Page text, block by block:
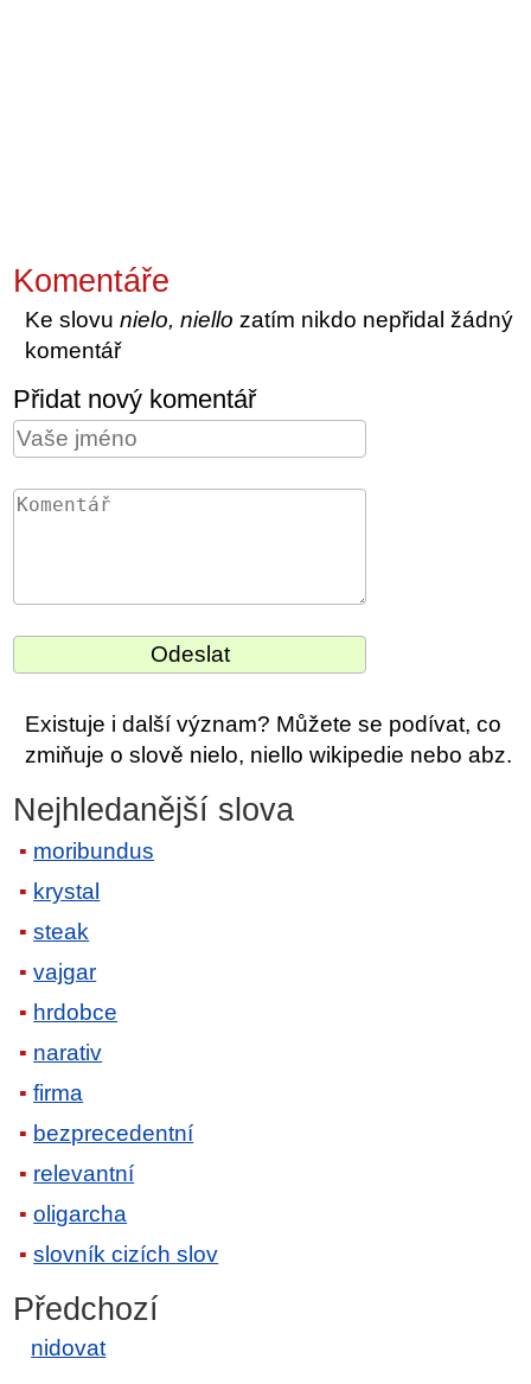
Komentáře
Ke slovunielo, niello zatím nikdo nepřidal žádný
komentář
Přidat nový komentář
Existuje i další význam? Můžete se podívat, co
zmiňuje o slově nielo, niello wikipedie nebo abz.
Nejhledanější slova
moribundus
krystal
steak
vajgar
hrdobce
narativ
firma
bezprecedentní
relevantní
oligarcha
slovník cizích slov
Předchozí
nidovat